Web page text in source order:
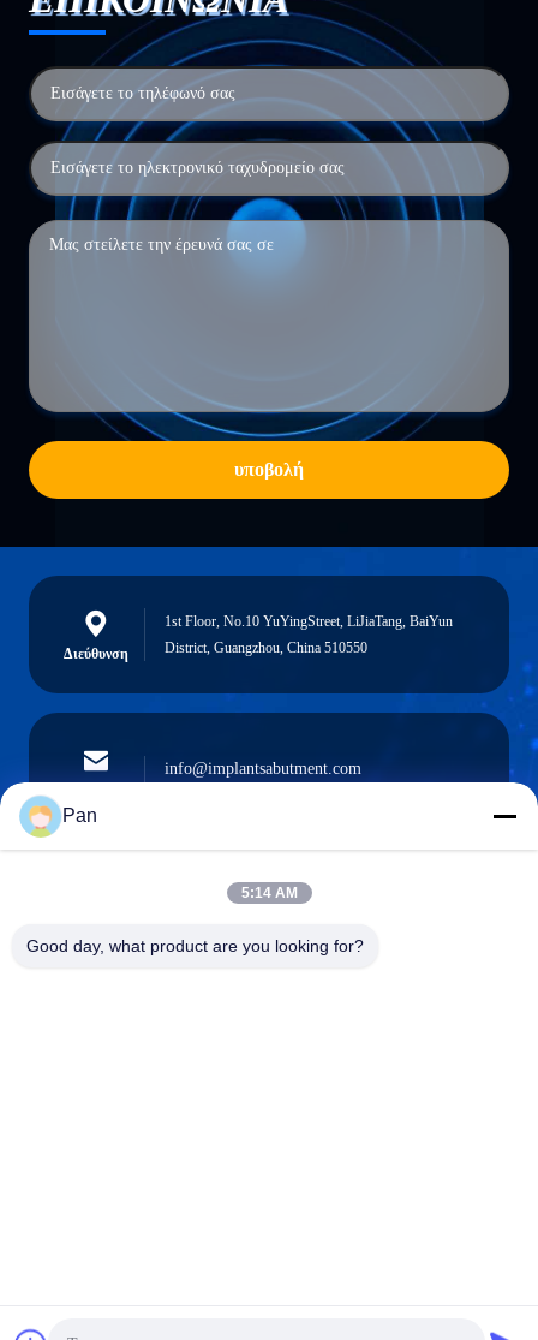
υποβολή
Διεύθυνση
1st Floor, No.10 YuYingStreet, LiJiaTang, BaiYun
District, Guangzhou, China 510550
ταχυδρομείο
info@implantsabutment.com
Τηλέφωνο
Pan
5:14 AM
Good day, what product are you looking for?